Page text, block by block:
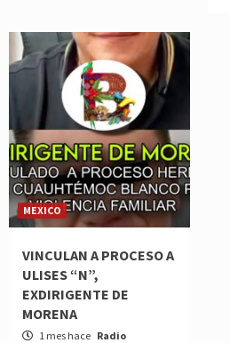
MEXICO
VINCULAN A PROCESO A
ULISES “N”,
EXDIRIGENTE DE
MORENA
1 mes hace Radio